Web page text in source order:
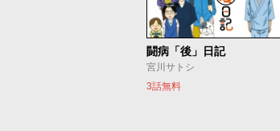
闘病「後」日記
宮川サトシ
3話無料